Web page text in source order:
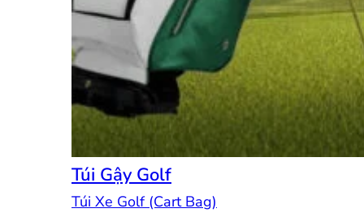
Túi Gậy Golf
Túi Xe Golf (Cart Bag)